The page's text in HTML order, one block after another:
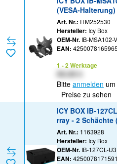
(VESA-
- unter dem
genbefestigung
Art. Nr.: ITM252530
Hersteller: Icy Box
OEM-Nr. IB-MSA102-
EAN: 4250078165965
1 - 2 Werktage
Bitte anmelden um
Preise zu sehen
ICY BOX IB-
rray - 2 Schächte
tern)
Art. Nr.: 1163928
Hersteller: Icy Box
OEM-Nr. IB-127CL-U3
EAN: 4250078171591